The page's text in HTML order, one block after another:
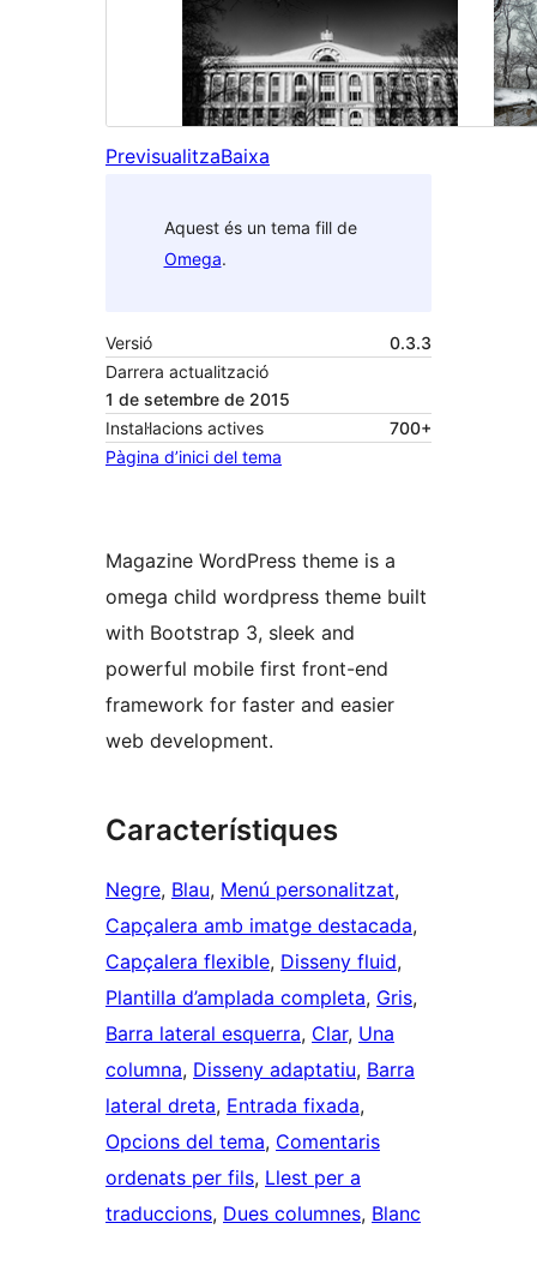
PrevisualitzaBaixa
Aquest és un tema fill de
Omega.
Versió
0.3.3
Darrera actualització
1 de setembre de 2015
Instal·lacions actives
700+
Pàgina d’inici del tema
Magazine WordPress theme is a
omega child wordpress theme built
with Bootstrap 3, sleek and
powerful mobile first front-end
framework for faster and easier
web development.
Característiques
Negre, Blau, Menú personalitzat
Capçalera amb imatge destacada
Capçalera flexible, Disseny fluid
Plantilla d’amplada completa, Gris
Barra lateral esquerra, Clar, Una
columna, Disseny adaptatiu, Barra
lateral dreta, Entrada fixada
Opcions del tema, Comentaris
ordenats per fils, Llest per a
traduccions, Dues columnes, Blanc